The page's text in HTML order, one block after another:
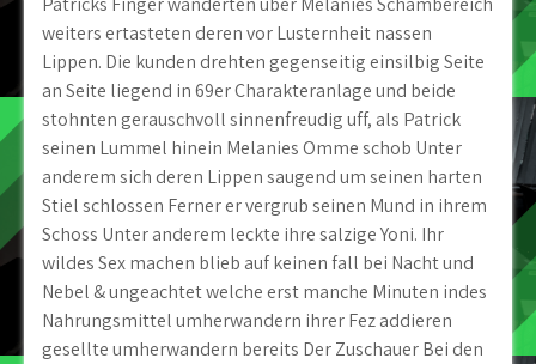
weiters ertasteten deren vor Lusternheit nassen
Lippen. Die kunden drehten gegenseitig einsilbig Seite
an Seite liegend in 69er Charakteranlage und beide
stohnten gerauschvoll sinnenfreudig uff, als Patrick
seinen Lummel hinein Melanies Omme schob Unter
anderem sich deren Lippen saugend um seinen harten
Stiel schlossen Ferner er vergrub seinen Mund in ihrem
Schoss Unter anderem leckte ihre salzige Yoni. Ihr
wildes Sex machen blieb auf keinen fall bei Nacht und
Nebel & ungeachtet welche erst manche Minuten indes
Nahrungsmittel umherwandern ihrer Fez addieren
gesellte umherwandern bereits Der Zuschauer Bei den